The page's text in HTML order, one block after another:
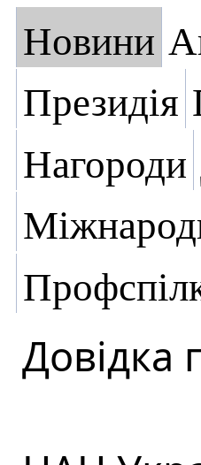
Новини
Президія
Нагороди
Довідка